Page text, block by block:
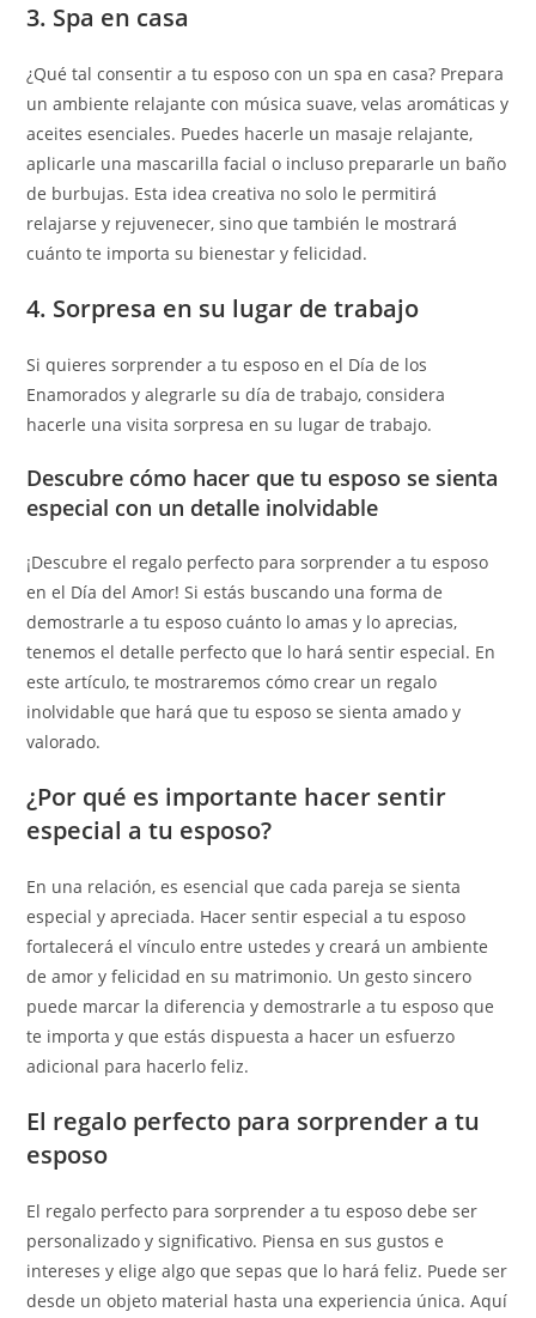
3. Spa en casa
¿Qué tal consentir a tu esposo con un spa en casa? Prepara
un ambiente relajante con música suave, velas aromáticas y
aceites esenciales. Puedes hacerle un masaje relajante,
aplicarle una mascarilla facial o incluso prepararle un baño
de burbujas. Esta idea creativa no solo le permitirá
relajarse y rejuvenecer, sino que también le mostrará
cuánto te importa su bienestar y felicidad.
4. Sorpresa en su lugar de trabajo
Si quieres sorprender a tu esposo en el Día de los
Enamorados y alegrarle su día de trabajo, considera
hacerle una visita sorpresa en su lugar de trabajo.
Descubre cómo hacer que tu esposo se sienta
especial con un detalle inolvidable
¡Descubre el regalo perfecto para sorprender a tu esposo
en el Día del Amor! Si estás buscando una forma de
demostrarle a tu esposo cuánto lo amas y lo aprecias,
tenemos el detalle perfecto que lo hará sentir especial. En
este artículo, te mostraremos cómo crear un regalo
inolvidable que hará que tu esposo se sienta amado y
valorado.
¿Por qué es importante hacer sentir
especial a tu esposo?
En una relación, es esencial que cada pareja se sienta
especial y apreciada. Hacer sentir especial a tu esposo
fortalecerá el vínculo entre ustedes y creará un ambiente
de amor y felicidad en su matrimonio. Un gesto sincero
puede marcar la diferencia y demostrarle a tu esposo que
te importa y que estás dispuesta a hacer un esfuerzo
adicional para hacerlo feliz.
El regalo perfecto para sorprender a tu
esposo
El regalo perfecto para sorprender a tu esposo debe ser
personalizado y significativo. Piensa en sus gustos e
intereses y elige algo que sepas que lo hará feliz. Puede ser
desde un objeto material hasta una experiencia única. Aquí